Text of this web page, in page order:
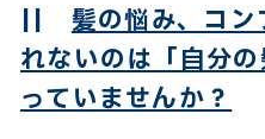
|| 髪の悩み、コ
れないのは「自分
っていませんか？